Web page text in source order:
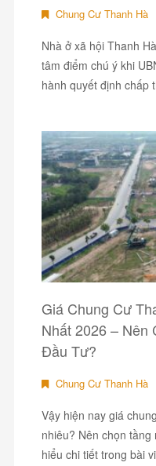
Chung Cư Thanh Hà
Nhà ở xã hội Thanh
tâm điểm chú ý khi
hành quyết định chấp
Giá Chung Cư
Nhất 2026 – Nên
Đầu Tư?
Chung Cư Thanh Hà
Vậy hiện nay giá
nhiêu? Nên chọn
hiểu chi tiết trong bài